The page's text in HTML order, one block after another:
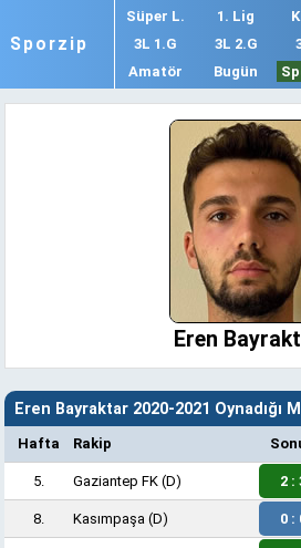
Sporzip
Süper L. 1. Lig
3L 1.G
3L 2.G
Amatör
Bugün
Eren
Eren Bayraktar 2020-2021 Oynadığı
Hafta Rakip
5. Gaziantep FK (D) 2 :
8. Kasımpaşa (D) 0 :